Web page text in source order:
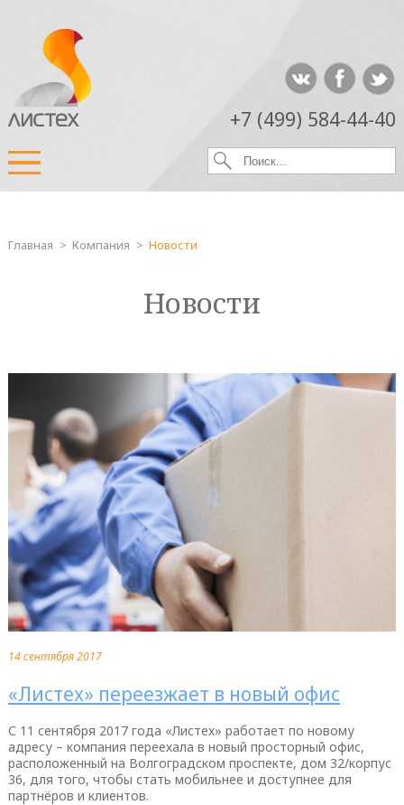
+7 (499) 584-44-40
Главная > Компания > Новости
Новости
14 сентября 2017
«Листех» переезжает в новый офис
С 11 сентября 2017 года «Листех» работает по новому
адресу – компания переехала в новый просторный офис,
расположенный на Волгоградском проспекте, дом 32/корпус
36, для того, чтобы стать мобильнее и доступнее для
партнёров и клиентов.